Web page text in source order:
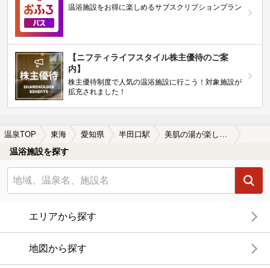
温浴施設をお得に楽しめるサブスクリプションプラン
【ニフティライフスタイル株主優待のご案
内】
株主優待制度で人気の温浴施設に行こう！対象施設が
拡充されました！
温泉TOP 東海 愛知県 半田口駅 美肌の湯が楽しめる半田口駅近くの温泉、日帰り温泉、スーパー銭湯おすすめ
温浴施設を探す
エリアから探す
地図から探す